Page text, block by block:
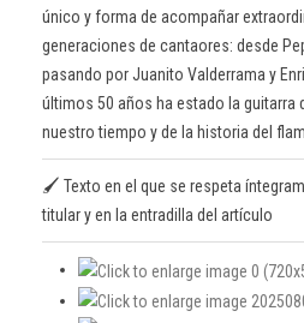
único y forma de acompañar
generaciones de cantaores: desde
pasando por Juanito Valderrama y
últimos 50 años ha estado la guitarra
nuestro tiempo y de la historia del
🖌️ Texto en el que se respeta
titular y en la entradilla del artículo